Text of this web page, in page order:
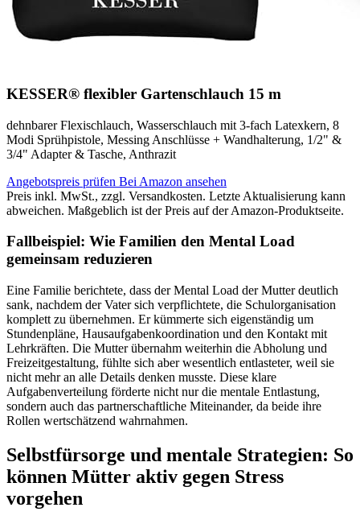
KESSER® flexibler Gartenschlauch 15 m
dehnbarer Flexischlauch, Wasserschlauch mit 3-fach Latexkern, 8
Modi Sprühpistole, Messing Anschlüsse + Wandhalterung, 1/2" &
3/4" Adapter & Tasche, Anthrazit
Angebotspreis prüfen Bei Amazon ansehen
Preis inkl. MwSt., zzgl. Versandkosten. Letzte Aktualisierung kann
abweichen. Maßgeblich ist der Preis auf der Amazon-Produktseite.
Fallbeispiel: Wie Familien den Mental Load
gemeinsam reduzieren
Eine Familie berichtete, dass der Mental Load der Mutter deutlich
sank, nachdem der Vater sich verpflichtete, die Schulorganisation
komplett zu übernehmen. Er kümmerte sich eigenständig um
Stundenpläne, Hausaufgabenkoordination und den Kontakt mit
Lehrkräften. Die Mutter übernahm weiterhin die Abholung und
Freizeitgestaltung, fühlte sich aber wesentlich entlasteter, weil sie
nicht mehr an alle Details denken musste. Diese klare
Aufgabenverteilung förderte nicht nur die mentale Entlastung,
sondern auch das partnerschaftliche Miteinander, da beide ihre
Rollen wertschätzend wahrnahmen.
Selbstfürsorge und mentale Strategien: So
können Mütter aktiv gegen Stress
vorgehen